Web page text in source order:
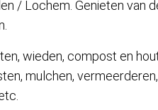
/ Lochem. Genieten van
wieden, compost en
mulchen,